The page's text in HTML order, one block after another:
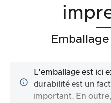
L’emballage est ici
durabilité est un
important. En